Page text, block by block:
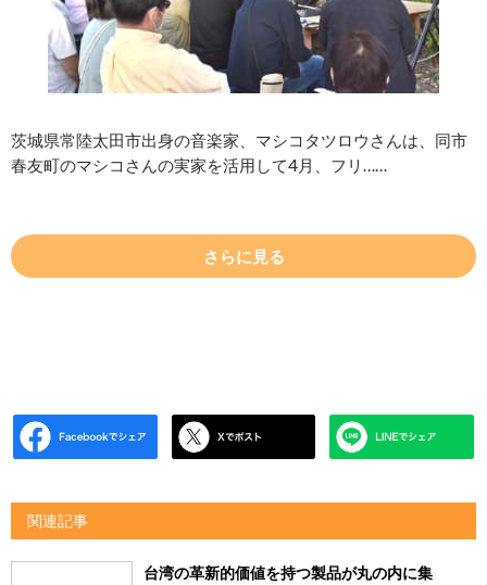
茨城県常陸太田市出身の音楽家、マシコタツロウさんは、同市
春友町のマシコさんの実家を活用して4月、フリ……
さらに見る
関連記事
台湾の革新的価値を持つ製品が丸の内に集